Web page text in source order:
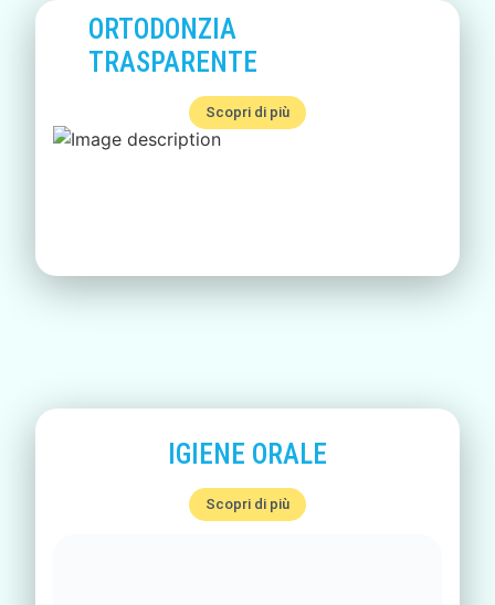
ORTODONZIA
TRASPARENTE
Scopri di più
IGIENE ORALE
Scopri di più